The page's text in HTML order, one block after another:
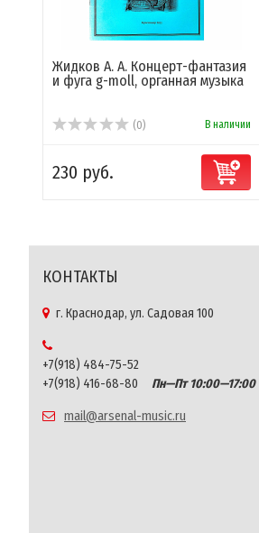
Жидков А. А. Концерт-фантазия
и фуга g-moll, органная музыка
(0) В наличии
230 руб.
КОНТАКТЫ
г. Краснодар, ул. Садовая 100
+7(918) 484-75-52
+7(918) 416-68-80
Пн—Пт 10:00—17:00
mail@arsenal-music.ru